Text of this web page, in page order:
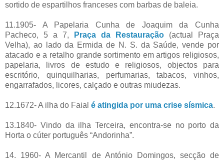
sortido de espartilhos franceses com barbas de baleia.
11.1905- A Papelaria Cunha de Joaquim da Cunha
Pacheco, 5 a 7,
Praça da Restauração (actual Praça
Velha), ao lado da Ermida de N. S. da Saúde, vende por
atacado e a retalho grande sortimento em artigos religiosos,
papelaria, livros de estudo e religiosos, objectos para
escritório, quinquilharias, perfumarias, tabacos, vinhos,
engarrafados, licores, calçado e outras miudezas.
12.1672- A ilha do Faial é atingida por uma crise sísmica.
13.1840- Vindo da ilha Terceira, encontra-se no porto da
Horta o cúter português “Andorinha”.
14. 1960- A Mercantil de António Domingos, secção de